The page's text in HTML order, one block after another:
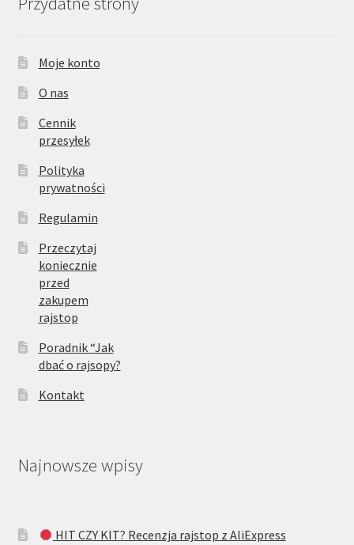
Moje konto
O nas
Cennik
przesyłek
Polityka
prywatności
Regulamin
Przeczytaj
koniecznie
przed
zakupem
rajstop
Poradnik “Jak
dbać o rajsopy?
Kontakt
Najnowsze wpisy
HIT CZY KIT? Recenzja rajstop z AliExpress